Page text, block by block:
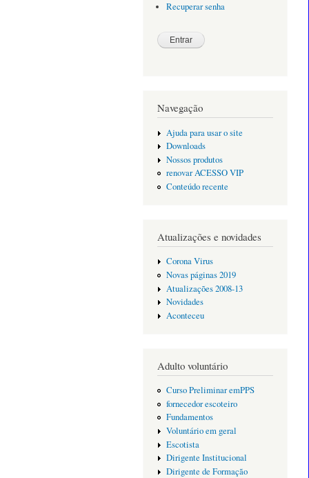
Recuperar senha
Navegação
Ajuda para usar o site
Downloads
Nossos produtos
renovar ACESSO VIP
Conteúdo recente
Atualizações e novidades
Corona Virus
Novas páginas 2019
Atualizações 2008-13
Novidades
Aconteceu
Adulto voluntário
Curso Preliminar emPPS
fornecedor escoteiro
Fundamentos
Voluntário em geral
Escotista
Dirigente Institucional
Dirigente de Formação